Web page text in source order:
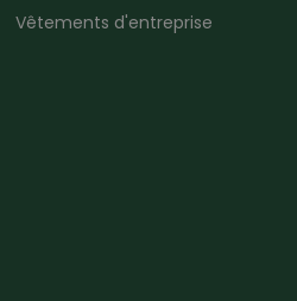
Vêtements d'entreprise